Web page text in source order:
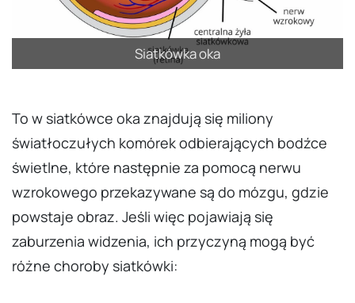
Siatkówka oka
To w siatkówce oka znajdują się miliony
światłoczułych komórek odbierających bodźce
świetlne, które następnie za pomocą nerwu
wzrokowego przekazywane są do mózgu, gdzie
powstaje obraz. Jeśli więc pojawiają się
zaburzenia widzenia, ich przyczyną mogą być
różne choroby siatkówki: